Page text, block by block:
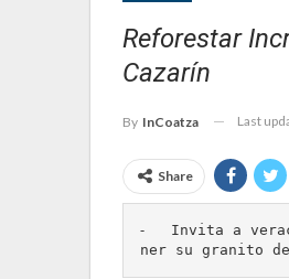
Reforestar
Cazarín
By InCoatza Last
Share
⁃   Invita a
ner su granito de